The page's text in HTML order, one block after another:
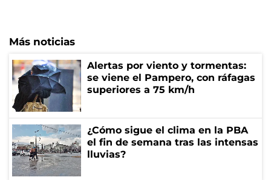
Más noticias
Alertas por viento y tormentas:
se viene el Pampero, con ráfagas
superiores a 75 km/h
¿Cómo sigue el clima en la PBA
el fin de semana tras las intensas
lluvias?